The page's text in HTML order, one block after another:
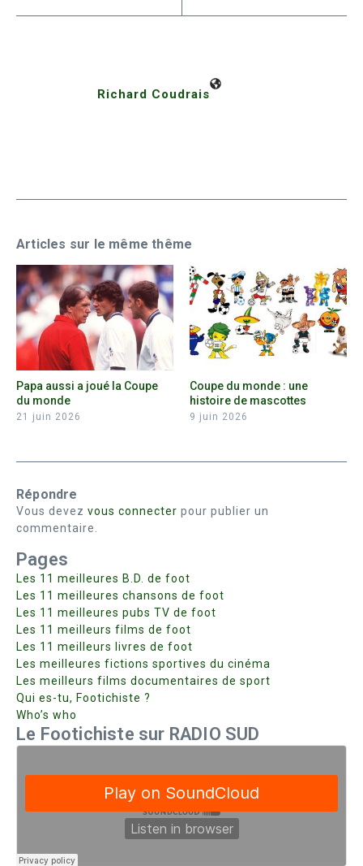
Richard Coudrais
Articles sur le même thême
Papa aussi a joué la Coupe
du monde
21 juin 2026
Coupe du monde : une
histoire de mascottes
9 juin 2026
Répondre
Vous devez vous connecter pour publier un
commentaire.
Pages
Les 11 meilleures B.D. de foot
Les 11 meilleures chansons de foot
Les 11 meilleures pubs TV de foot
Les 11 meilleurs films de foot
Les 11 meilleurs livres de foot
Les meilleures fictions sportives du cinéma
Les meilleurs films documentaires de sport
Qui es-tu, Footichiste ?
Who’s who
Le Footichiste sur RADIO SUD